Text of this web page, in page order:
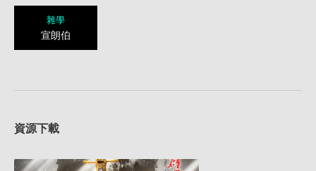
雜學
宣朗伯
資源下載